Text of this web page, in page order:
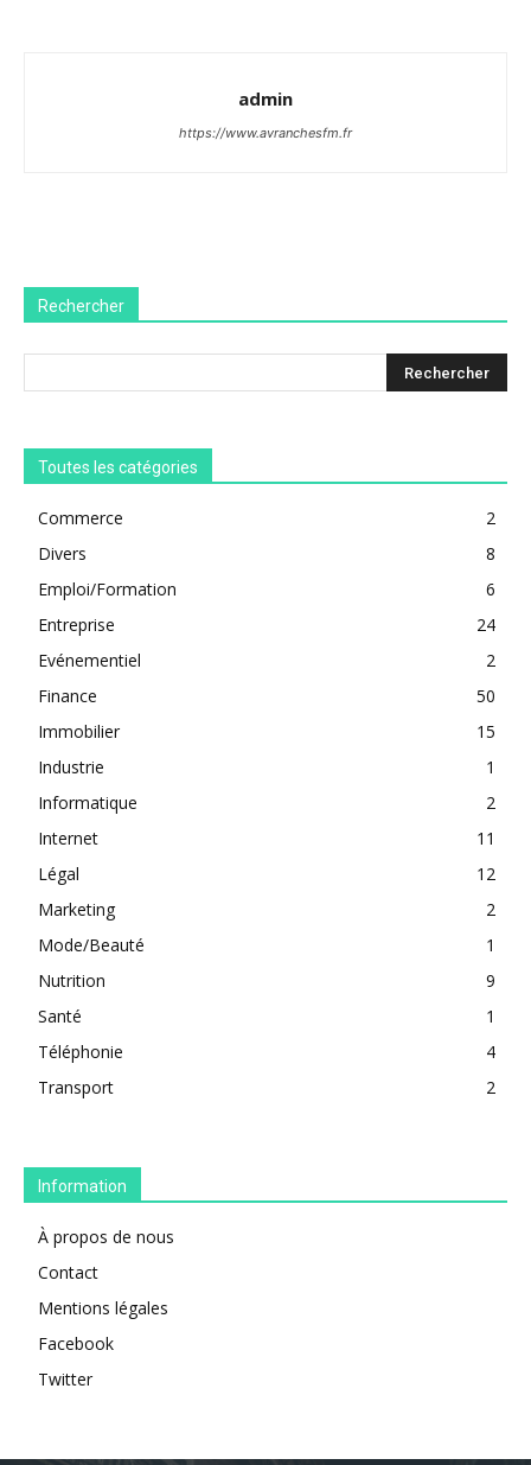
admin
https://www.avranchesfm.fr
Rechercher
Toutes les catégories
Commerce
2
Divers
8
Emploi/Formation
6
Entreprise
24
Evénementiel
2
Finance
50
Immobilier
15
Industrie
1
Informatique
2
Internet
11
Légal
12
Marketing
2
Mode/Beauté
1
Nutrition
9
Santé
1
Téléphonie
4
Transport
2
Information
À propos de nous
Contact
Mentions légales
Facebook
Twitter